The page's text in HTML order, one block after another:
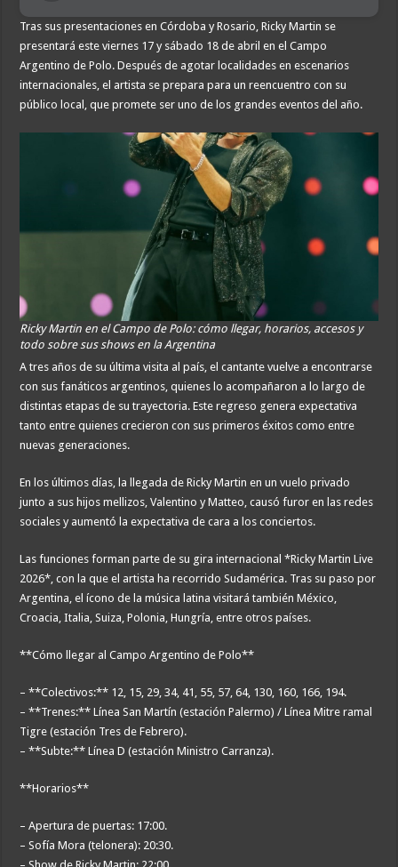
Tras sus presentaciones en Córdoba y Rosario, Ricky Martin se
presentará este viernes 17 y sábado 18 de abril en el Campo
Argentino de Polo. Después de agotar localidades en escenarios
internacionales, el artista se prepara para un reencuentro con su
público local, que promete ser uno de los grandes eventos del año.
Ricky Martin en el Campo de Polo: cómo llegar, horarios, accesos y
todo sobre sus shows en la Argentina
A tres años de su última visita al país, el cantante vuelve a encontrarse
con sus fanáticos argentinos, quienes lo acompañaron a lo largo de
distintas etapas de su trayectoria. Este regreso genera expectativa
tanto entre quienes crecieron con sus primeros éxitos como entre
nuevas generaciones.
En los últimos días, la llegada de Ricky Martin en un vuelo privado
junto a sus hijos mellizos, Valentino y Matteo, causó furor en las redes
sociales y aumentó la expectativa de cara a los conciertos.
Las funciones forman parte de su gira internacional *Ricky Martin Live
2026*, con la que el artista ha recorrido Sudamérica. Tras su paso por
Argentina, el ícono de la música latina visitará también México,
Croacia, Italia, Suiza, Polonia, Hungría, entre otros países.
**Cómo llegar al Campo Argentino de Polo**
– **Colectivos:** 12, 15, 29, 34, 41, 55, 57, 64, 130, 160, 166, 194.
– **Trenes:** Línea San Martín (estación Palermo) / Línea Mitre ramal
Tigre (estación Tres de Febrero).
– **Subte:** Línea D (estación Ministro Carranza).
**Horarios**
– Apertura de puertas: 17:00.
– Sofía Mora (telonera): 20:30.